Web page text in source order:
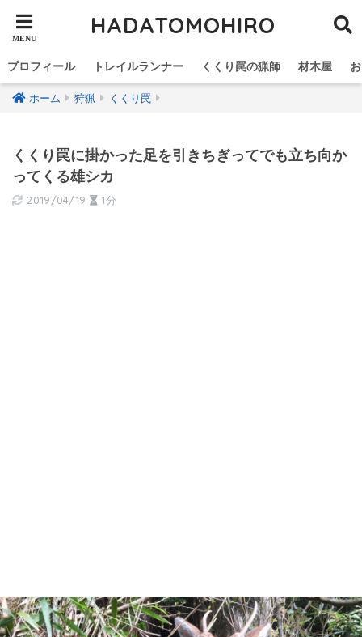
HADATOMOHIRO
プロフィール トレイルランナー くくり罠の猟師 材木屋
ホーム 狩猟 くくり罠
くくり罠に掛かった足を引きちぎってでも立ち向か
ってくる雄シカ
2019/04/19 1分